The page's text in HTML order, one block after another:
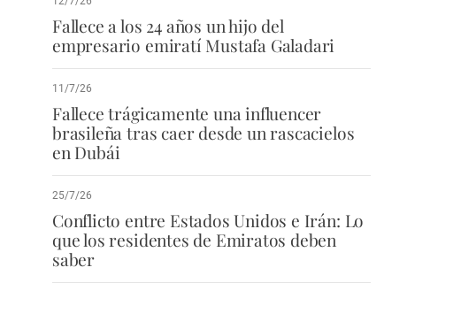
Fallece a los 24 años un hijo del
empresario emiratí Mustafa Galadari
11/7/26
Fallece trágicamente una influencer
brasileña tras caer desde un rascacielos
en Dubái
25/7/26
Conflicto entre Estados Unidos e Irán: Lo
que los residentes de Emiratos deben
saber